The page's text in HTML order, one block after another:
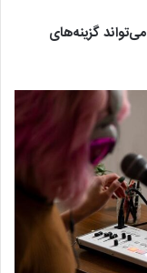
می‌تواند گزینه‌های